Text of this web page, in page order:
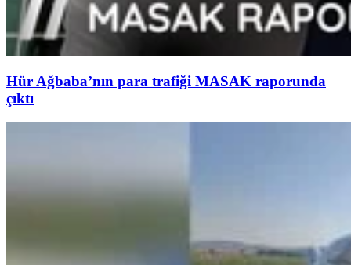
Hür Ağbaba’nın para trafiği MASAK raporunda
çıktı